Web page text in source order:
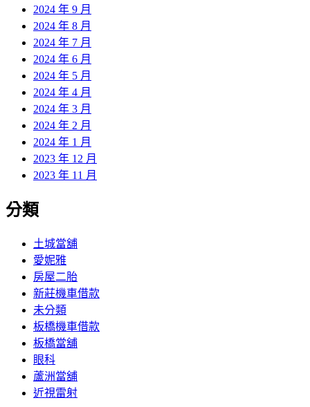
2024 年 9 月
2024 年 8 月
2024 年 7 月
2024 年 6 月
2024 年 5 月
2024 年 4 月
2024 年 3 月
2024 年 2 月
2024 年 1 月
2023 年 12 月
2023 年 11 月
分類
土城當舖
愛妮雅
房屋二胎
新莊機車借款
未分類
板橋機車借款
板橋當舖
眼科
蘆洲當舖
近視雷射